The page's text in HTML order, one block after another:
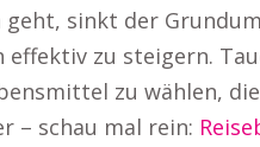
geht, sinkt der
effektiv zu steigern.
zu wählen,
– schau mal rein: